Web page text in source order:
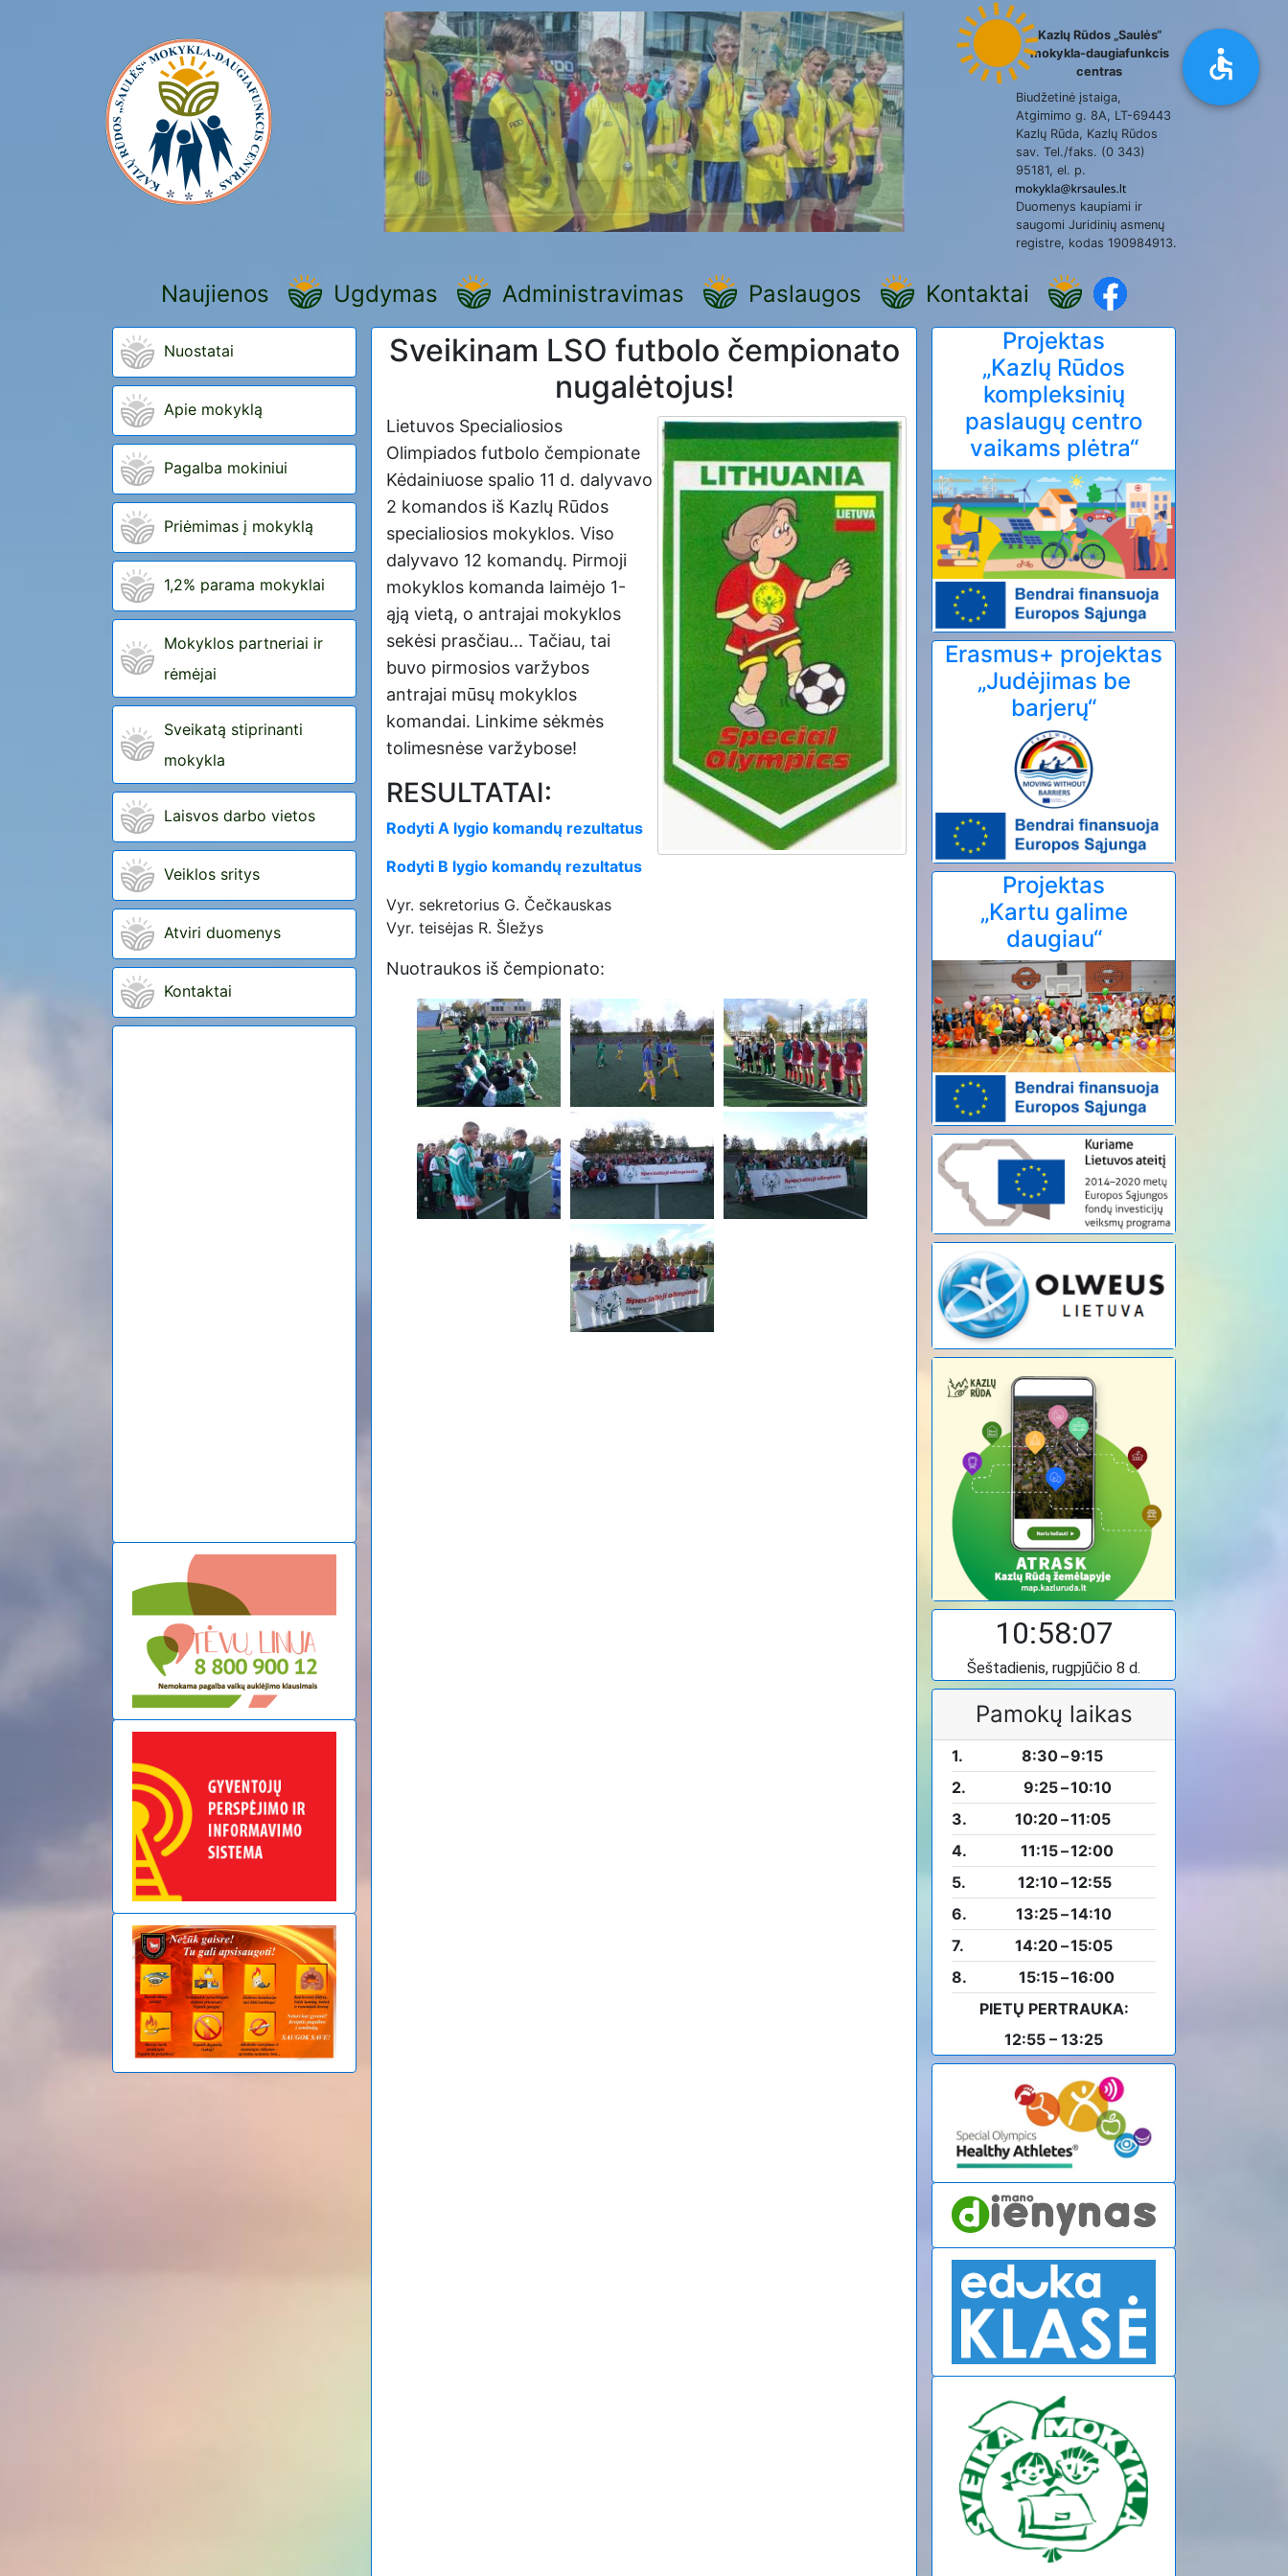
Kazlų Rūdos „Saulės“
mokykla-daugiafunkcis
centras
Biudžetinė įstaiga,
Atgimimo g. 8A, LT-69443
Kazlų Rūda, Kazlų Rūdos
sav. Tel./faks. (0 343)
95181, el. p.
Duomenys kaupiami ir
saugomi Juridinių asmenų
registre, kodas 190984913.
Naujienos Ugdymas Administravimas Paslaugos Kontaktai
Nuostatai
Apie mokyklą
Pagalba mokiniui
Priėmimas į mokyklą
1,2% parama mokyklai
Mokyklos partneriai ir
rėmėjai
Sveikatą stiprinanti
mokykla
Laisvos darbo vietos
Veiklos sritys
Atviri duomenys
Kontaktai
Sveikinam LSO futbolo čempionato
nugalėtojus!
Lietuvos Specialiosios
Olimpiados futbolo čempionate
Kėdainiuose spalio 11 d. dalyvavo
2 komandos iš Kazlų Rūdos
specialiosios mokyklos. Viso
dalyvavo 12 komandų. Pirmoji
mokyklos komanda laimėjo 1-
ąją vietą, o antrajai mokyklos
sekėsi prasčiau... Tačiau, tai
buvo pirmosios varžybos
antrajai mūsų mokyklos
komandai. Linkime sėkmės
tolimesnėse varžybose!
RESULTATAI:
Rodyti A lygio komandų rezultatus
Rodyti B lygio komandų rezultatus
Vyr. sekretorius G. Čečkauskas
Vyr. teisėjas R. Šležys
Nuotraukos iš čempionato:
Projektas
„Kazlų Rūdos
kompleksinių
paslaugų centro
vaikams plėtra“
Erasmus+ projektas
„Judėjimas be
barjerų“
Projektas
„Kartu galime
daugiau“
10:58:08
Šeštadienis, rugpjūčio 8 d.
Pamokų laikas
1. 8:30–9:15
2.
9:25–10:10
3.
10:20–11:05
4.
11:15–12:00
5.
12:10–12:55
6.
13:25–14:10
7.
14:20–15:05
8.
15:15–16:00
PIETŲ PERTRAUKA:
12:55 – 13:25